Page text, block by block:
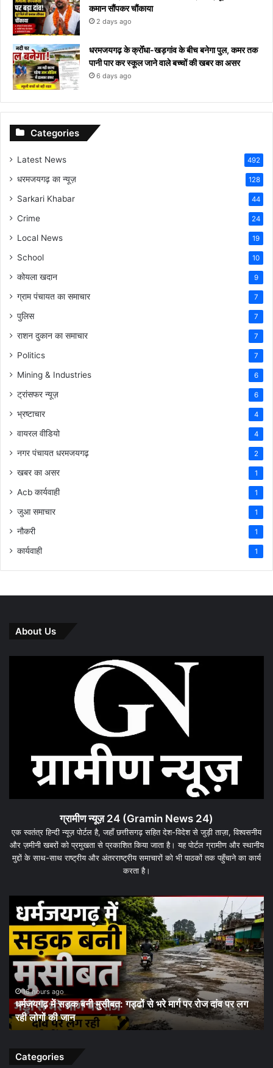
कमान सौंपकर चौंकाया
2 days ago
धरमजयगढ़ के क्रोँधा-खड़गांव ​के बीच बनेगा पुल, कमर तक
पानी पार कर स्कूल जाने वाले बच्चों की खबर का असर​
6 days ago
Categories
Latest News 492
धरमजयगढ़ का न्यूज़ 128
Sarkari Khabar 44
Crime 24
Local News 19
School 10
कोयला खदान 9
ग्राम पंचायत का समाचार 7
पुलिस 7
राशन दुकान का समाचार 7
Politics 7
Mining & Industries 6
ट्रांसफर न्यूज़ 6
भ्रष्टाचार 4
वायरल वीडियो 4
नगर पंचायत धरमजयगढ़ 2
खबर का असर 1
Acb कार्यवाही 1
जुआ समाचार 1
नौकरी 1
कार्यवाही 1
About Us
ग्रामीण न्यूज़ 24 (Gramin News 24)
एक स्वतंत्र हिन्दी न्यूज़ पोर्टल है, जहाँ छत्तीसगढ़ सहित देश-विदेश से जुड़ी ताज़ा, विश्वसनीय
और ज़मीनी खबरों को प्रमुखता से प्रकाशित किया जाता है। यह पोर्टल ग्रामीण और स्थानीय
मुद्दों के साथ-साथ राष्ट्रीय और अंतरराष्ट्रीय समाचारों को भी पाठकों तक पहुँचाने का कार्य
करता है।
धरमजयगढ़
मलेरिया
अलर्ट:
स्वास्थ्य
विभाग
शुरू
किया
जन-
जागरूकता
समय
1 day ago
धरमजयगढ़ में मलेरिया अलर्ट: स्वास्थ्य विभाग ने शुरू किया जन-
जागरूकता अभियान, समय पर जांच और बचाव की अपील
के
पर
बड़ा
पूरे
की
Categories